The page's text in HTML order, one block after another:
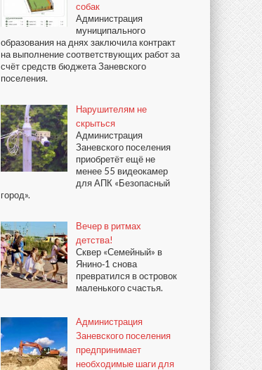
собак
Администрация
муниципального
образования на днях заключила контракт
на выполнение соответствующих работ за
счёт средств бюджета Заневского
поселения.
Нарушителям не
скрыться
Администрация
Заневского поселения
приобретёт ещё не
менее 55 видеокамер
для АПК «Безопасный
город».
Вечер в ритмах
детства!
Сквер «Семейный» в
Янино‑1 снова
превратился в островок
маленького счастья.
Администрация
Заневского поселения
предпринимает
необходимые шаги для